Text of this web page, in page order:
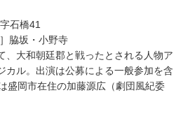
石橋41
脇坂・小野寺
、大和朝廷郡と戦ったとされる人物ア
カル。出演は公募による一般参加を含
盛岡市在住の加藤源広（劇団風紀委